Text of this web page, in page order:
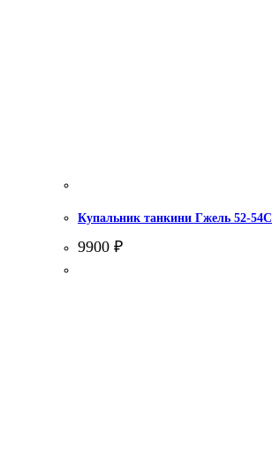
Купальник танкини Гжель 52-54С
9900 ₽